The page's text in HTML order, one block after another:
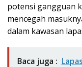
potensi gangguan
mencegah
dalam kawasan
Baca juga :